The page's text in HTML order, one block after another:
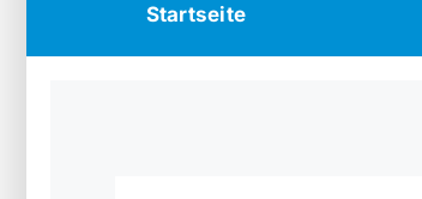
Startseite